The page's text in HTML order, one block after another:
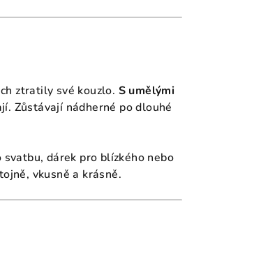
ztratily své kouzlo. S umělými
Zůstávají nádherné po dlouhé
dárek pro blízkého nebo
vkusně a krásně.